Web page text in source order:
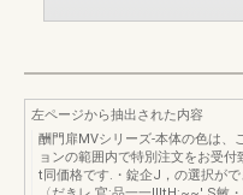
左ページから抽出された内容
酬門扉MVシリーズ-本体の色は、
ョンの範囲内で特別注文をお受
t同価格です.・錠企J，の選択が